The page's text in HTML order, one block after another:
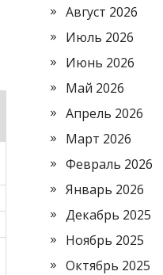
Август 2026
Июль 2026
Июнь 2026
Май 2026
Апрель 2026
Март 2026
Февраль 2026
Январь 2026
Декабрь 2025
Ноябрь 2025
Октябрь 2025